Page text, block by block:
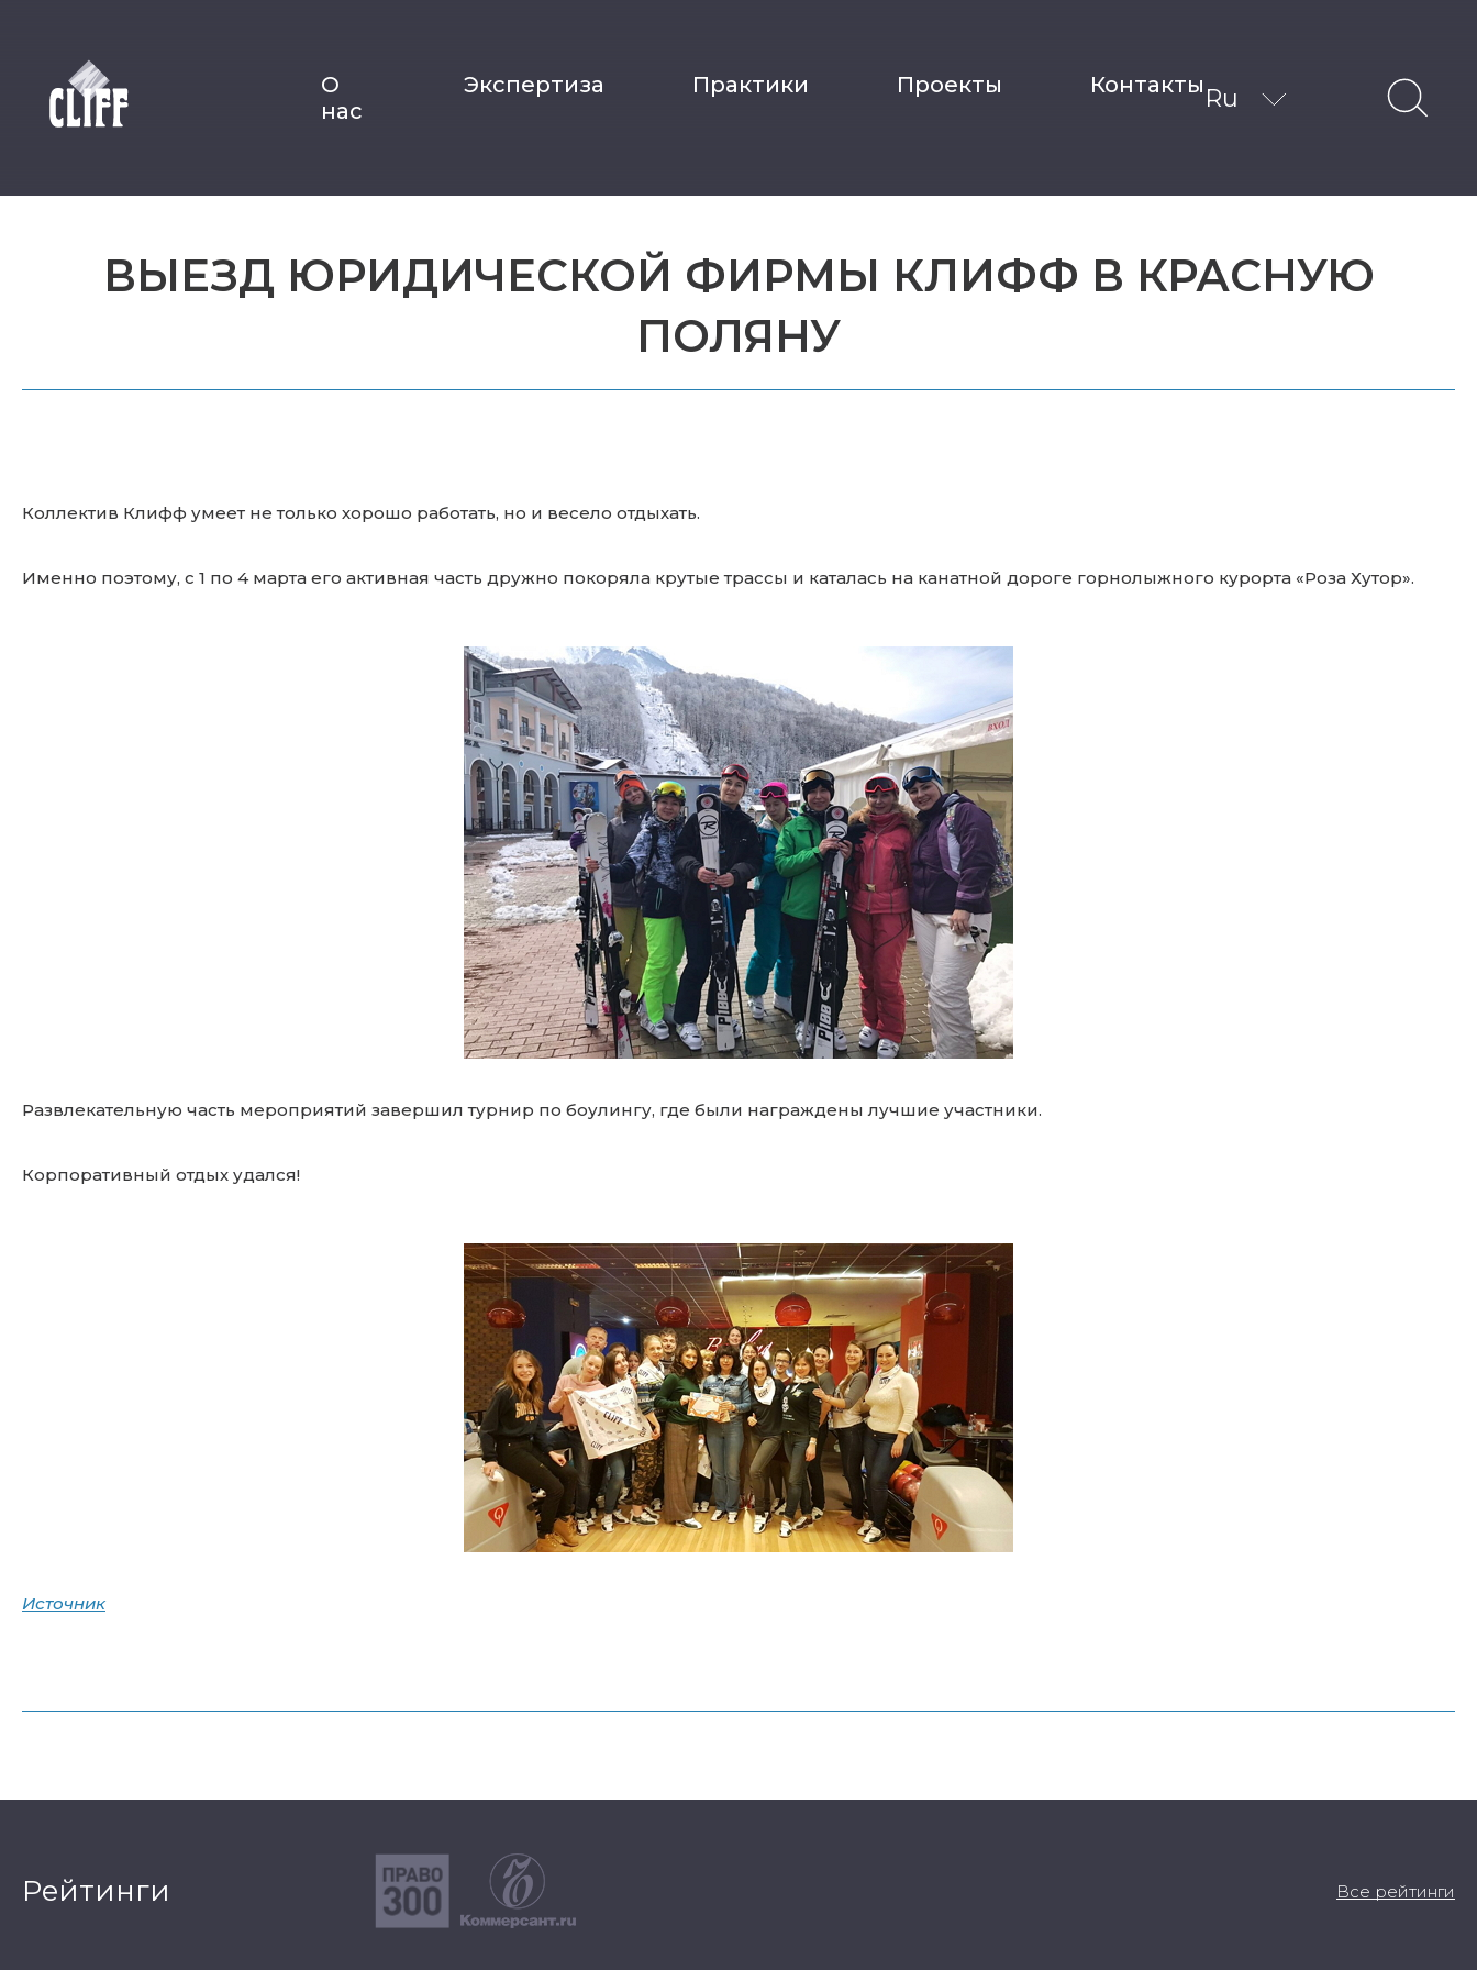
О
нас
Экспертиза Практики Проекты Контакты Ru
ВЫЕЗД ЮРИДИЧЕСКОЙ ФИРМЫ КЛИФФ В КРАСНУЮ
ПОЛЯНУ
Коллектив Клифф умеет не только хорошо работать, но и весело отдыхать.
Именно поэтому, с 1 по 4 марта его активная часть дружно покоряла крутые трассы и каталась на канатной дороге горнолыжного курорта «Роза Хутор».
Развлекательную часть мероприятий завершил турнир по боулингу, где были награждены лучшие участники.
Корпоративный отдых удался!
Источник
Рейтинги Все рейтинги